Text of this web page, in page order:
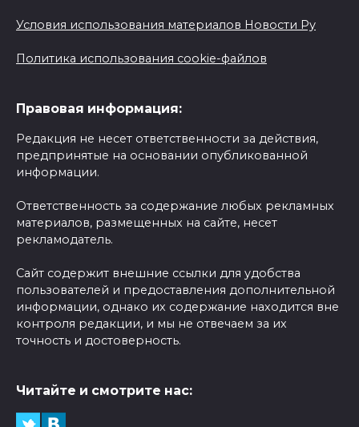
Условия использования материалов Новости Ру
Политика использования cookie-файлов
Правовая информация:
Редакция не несет ответственности за действия,
предпринятые на основании опубликованной
информации.
Ответственность за содержание любых рекламных
материалов, размещенных на сайте, несет
рекламодатель.
Сайт содержит внешние ссылки для удобства
пользователей и предоставления дополнительной
информации, однако их содержание находится вне
контроля редакции, и мы не отвечаем за их
точность и достоверность.
Читайте и смотрите нас: